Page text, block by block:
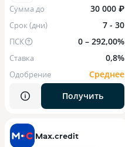
Сумма до 30 000 ₽
Срок (дни) 7 - 30
ПСК 0 – 292,00%
Ставка 0,8%
Одобрение
Среднее
Получить
Max.credit